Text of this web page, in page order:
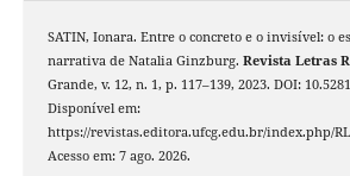
SATIN, Ionara. Entre o concreto e o invisível: o
narrativa de Natalia Ginzburg. Revista Letras
Grande, v. 12, n. 1, p. 117–139, 2023. DOI:
Disponível em:
https://revistas.editora.ufcg.edu.br/index.php/
Acesso em: 7 ago. 2026.